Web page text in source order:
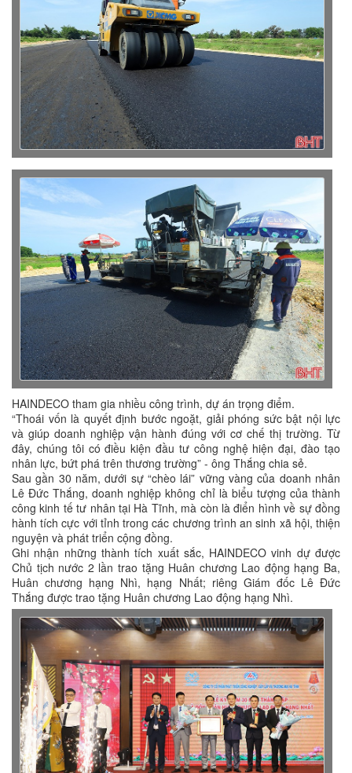
HAINDECO tham gia nhiều công trình, dự án trọng điểm.
“Thoái vốn là quyết định bước ngoặt, giải phóng sức bật nội lực
và giúp doanh nghiệp vận hành đúng với cơ chế thị trường. Từ
đây, chúng tôi có điều kiện đầu tư công nghệ hiện đại, đào tạo
nhân lực, bứt phá trên thương trường” - ông Thắng chia sẻ.
Sau gần 30 năm, dưới sự “chèo lái” vững vàng của doanh nhân
Lê Đức Thắng, doanh nghiệp không chỉ là biểu tượng của thành
công kinh tế tư nhân tại Hà Tĩnh, mà còn là điển hình về sự đồng
hành tích cực với tỉnh trong các chương trình an sinh xã hội, thiện
nguyện và phát triển cộng đồng.
Ghi nhận những thành tích xuất sắc, HAINDECO vinh dự được
Chủ tịch nước 2 lần trao tặng Huân chương Lao động hạng Ba,
Huân chương hạng Nhì, hạng Nhất; riêng Giám đốc Lê Đức
Thắng được trao tặng Huân chương Lao động hạng Nhì.